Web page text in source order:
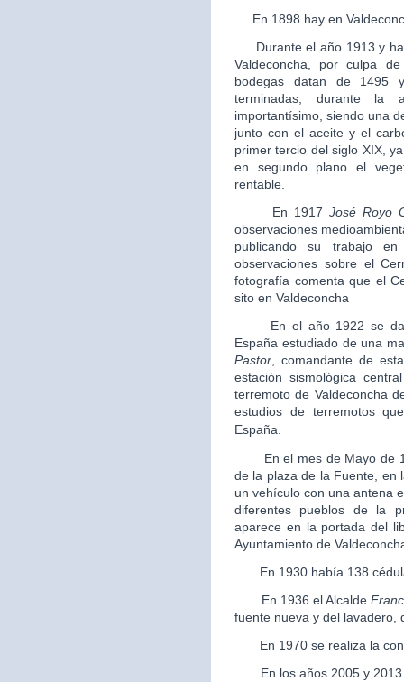
En 1898 hay en
Durante el año 1913 y
Valdeconcha, por culpa
bodegas datan de 1495
terminadas, durante la
importantísimo, siendo una
junto con el aceite y el
primer tercio del siglo XIX,
en segundo plano el
rentable.
En 1917 José Royo
observaciones
publicando su trabajo
observaciones sobre el
fotografía comenta que el
sito en Valdeconcha
En el año 1922 se data
España estudiado de una
Pastor, comandante de
estación sismológica
terremoto de Valdeconcha
estudios de terremotos
España.
En el mes de Mayo de
de la plaza de la Fuente, en
un vehículo con una antena
diferentes pueblos de la
aparece en la portada del
Ayuntamiento de
En 1930 había 138
En 1936 el Alcalde
fuente nueva y del lavadero,
En 1970 se realiza la
En los años 2005 y 2013